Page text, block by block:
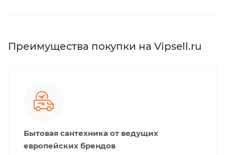
Преимущества покупки на Vipsell.ru
Бытовая сантехника от ведущих
европейских брендов